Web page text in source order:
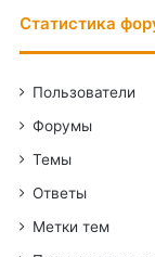
Статистика
Пользователи
Форумы
Темы
Ответы
Метки тем